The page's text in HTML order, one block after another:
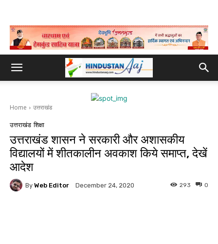
Home उत्तराखंड
उत्तराखंड शिक्षा
उत्तराखंड शासन ने सरकारी और अशासकीय
विद्यालयों में शीतकालीन अवकाश किये समाप्त, देखें
आदेश
By Web Editor December 24, 2020 0
293